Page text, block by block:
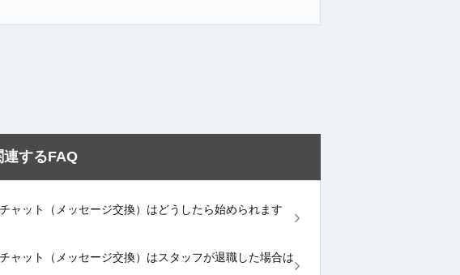
連するFAQ
ャット（メッセージ交換）はどうしたら始められます
ャット（メッセージ交換）はスタッフが退職した場合は